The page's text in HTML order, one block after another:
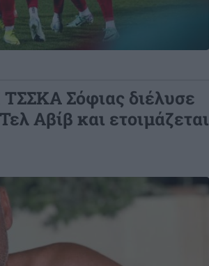
Σόφιας διέλυσε
Αβίβ και ετοιμάζεται